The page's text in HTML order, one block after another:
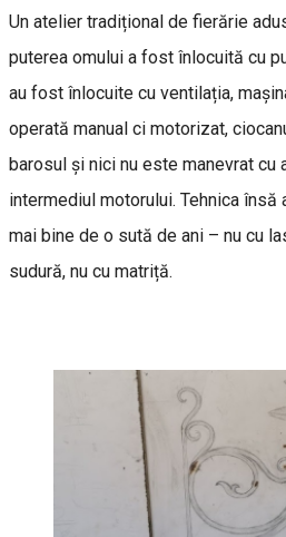
Un atelier tradițional de fierărie
puterea omului a fost înlocuită cu
au fost înlocuite cu ventilația,
operată manual ci motorizat,
barosul și nici nu este manevrat cu
intermediul motorului. Tehnica însă
mai bine de o sută de ani – nu cu
sudură, nu cu matriță.